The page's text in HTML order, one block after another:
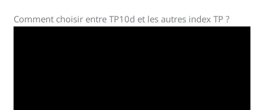
Comment choisir entre TP10d et les autres index TP ?